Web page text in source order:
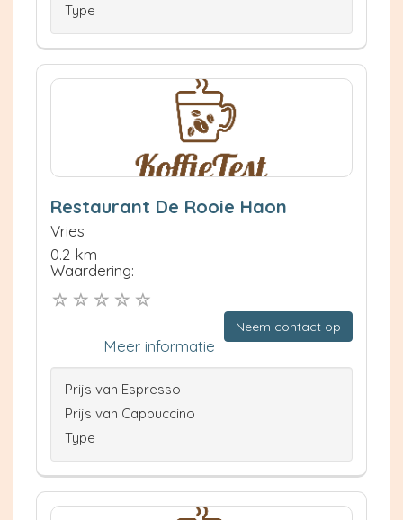
Type
Restaurant De Rooie Haon
Vries
0.2 km
Waardering:
Neem contact op
Meer informatie
Prijs van Espresso
Prijs van Cappuccino
Type